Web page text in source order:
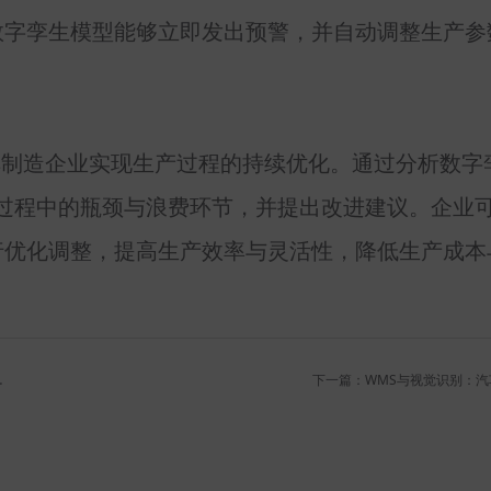
孪生模型能够立即发出预警，并自动调整生产
造企业实现生产过程的持续优化。通过分析数
程中的瓶颈与浪费环节，并提出改进建议。企业
化调整，提高生产效率与灵活性，降低生产成
生产体系 下一篇：WMS与视觉识别：